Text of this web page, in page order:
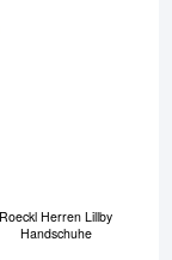
Roeckl Herren Lillby
Handschuhe